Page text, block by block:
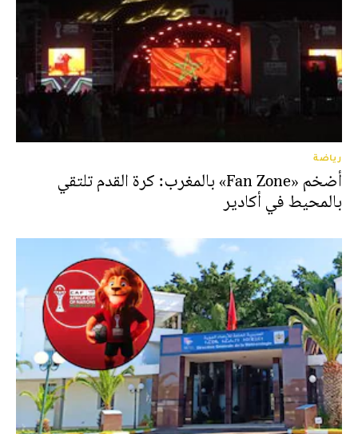
رياضة
أضخم «Fan Zone» بالمغرب: كرة القدم تلتقي
بالمحيط في أكادير